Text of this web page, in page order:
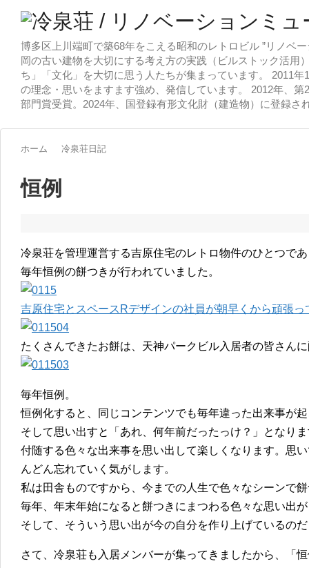
博多区上川端町で築68年をこえる昭和のレトロビル ”リノベ
岡の古い建物を大切にする考え方の実践（ビルストック活用
ち」「文化」を大切に思う人たちが集まっています。 2011
の理念・思いをますます強め、発信しています。 2012年、
部門賞受賞。2024年、国登録有形文化財（建造物）に登録さ
ホーム 冷泉荘日記
恒例
冷泉荘を管理運営する吉原住宅のレトロ物件のひとつで
毎年恒例の餅つきが行われていました。
吉原住宅とスペースRデザインの社員が朝早くから頑張っ
たくさんできたお餅は、天神パークビル入居者の皆さん
毎年恒例。
恒例化すると、同じコンテンツでも毎年違った出来事が
そして思い出すと「あれ、何年前だったっけ？」となり
付随する色々な出来事を思い出して楽しくなります。思
んどん忘れていく気がします。
私は田舎ものですから、今までの人生で色々なシーンで
毎年、年末年始になると餅つきにまつわる色々な思い出
そして、そういう思い出が今の自分を作り上げているの
さて、冷泉荘も入居メンバーが集ってきましたから、「